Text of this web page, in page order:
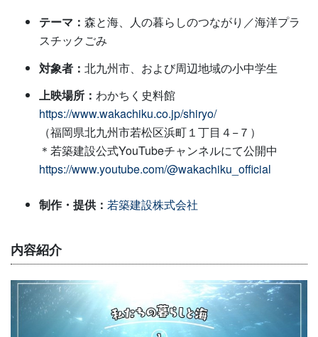
テーマ： 森と海、人の暮らしのつながり／海洋プラ
スチックごみ
対象者： 北九州市、および周辺地域の小中学生
上映場所： わかちく史料館
https://www.wakachiku.co.jp/shiryo/
（福岡県北九州市若松区浜町１丁目４−７）
＊若築建設公式YouTubeチャンネルにて公開中
https://www.youtube.com/@wakachiku_official
制作・提供： 若築建設株式会社
内容紹介